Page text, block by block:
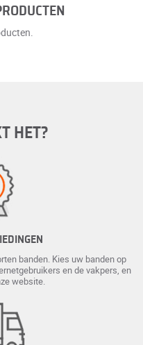
HET?
banden. Kies uw banden op
en de vakpers, en
website.